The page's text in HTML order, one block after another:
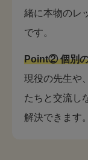
緒に本物のレ
です。
Point② 個別
現役の先生や
たちと交流し
解決できます。